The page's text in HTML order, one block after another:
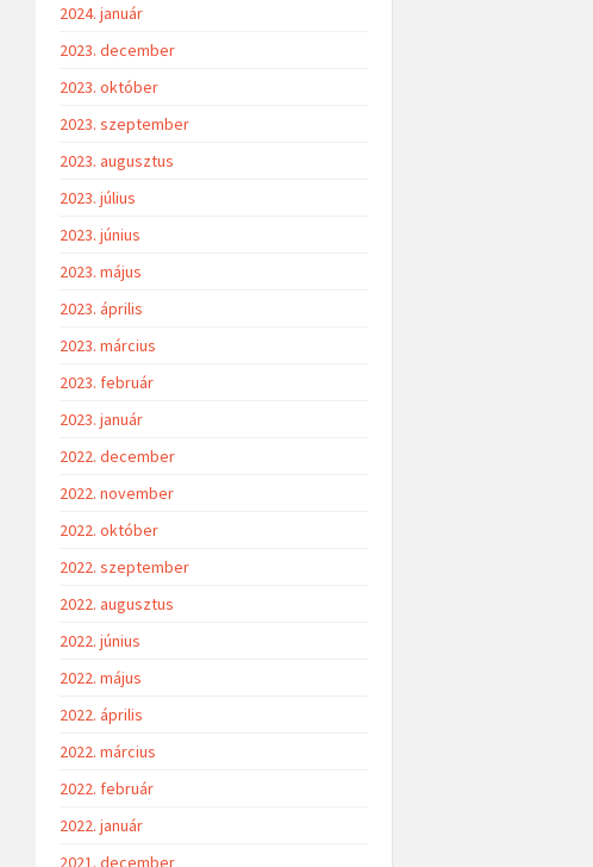
2024. január
2023. december
2023. október
2023. szeptember
2023. augusztus
2023. július
2023. június
2023. május
2023. április
2023. március
2023. február
2023. január
2022. december
2022. november
2022. október
2022. szeptember
2022. augusztus
2022. június
2022. május
2022. április
2022. március
2022. február
2022. január
2021. december